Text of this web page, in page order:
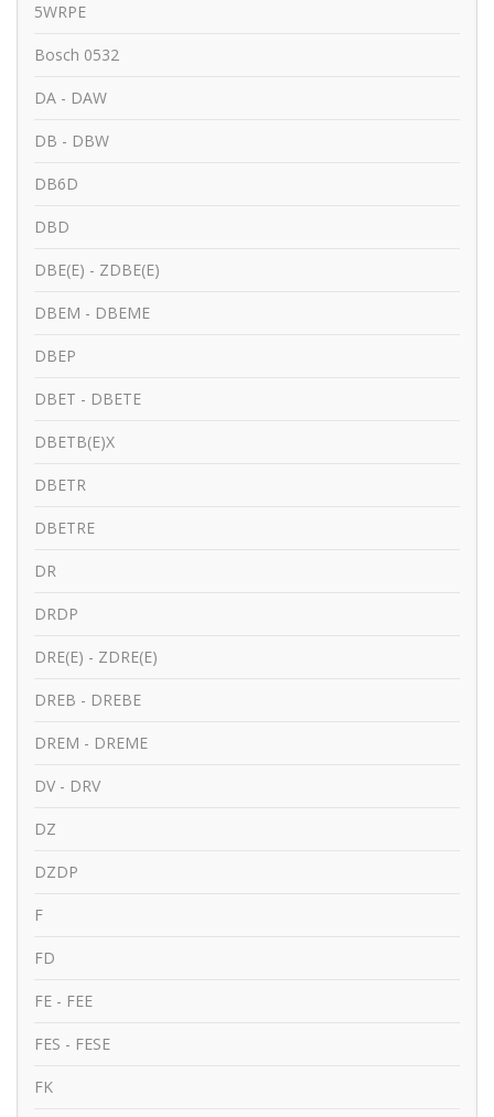
5WRPE
Bosch 0532
DA - DAW
DB - DBW
DB6D
DBD
DBE(E) - ZDBE(E)
DBEM - DBEME
DBEP
DBET - DBETE
DBETB(E)X
DBETR
DBETRE
DR
DRDP
DRE(E) - ZDRE(E)
DREB - DREBE
DREM - DREME
DV - DRV
DZ
DZDP
F
FD
FE - FEE
FES - FESE
FK